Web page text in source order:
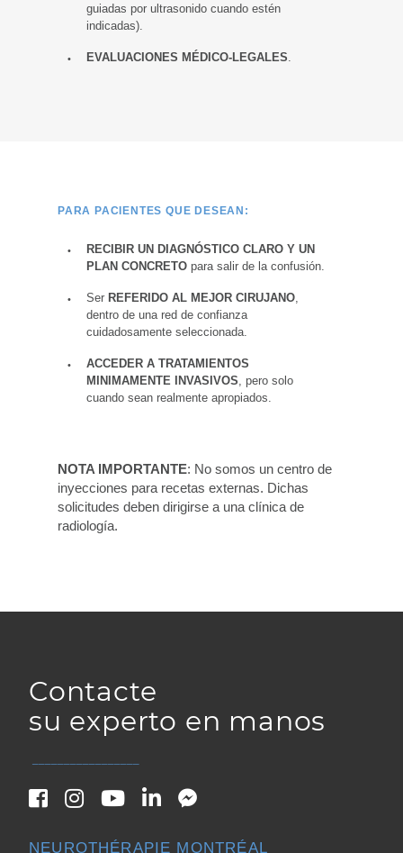
guiadas por ultrasonido cuando estén
indicadas).
EVALUACIONES MÉDICO-LEGALES
PARA PACIENTES QUE DESEAN:
RECIBIR UN DIAGNÓSTICO CLARO Y UN
PLAN CONCRETO para salir de la confusión.
Ser REFERIDO AL MEJOR CIRUJANO
dentro de una red de confianza
cuidadosamente seleccionada.
ACCEDER A TRATAMIENTOS
MINIMAMENTE INVASIVOS , pero solo
cuando sean realmente apropiados.
NOTA IMPORTANTE: No somos un centro de
inyecciones para recetas externas. Dichas
solicitudes deben dirigirse a una clínica de
radiología.
Contacte
su experto en manos
NEUROTHÉRAPIE MONTRÉAL